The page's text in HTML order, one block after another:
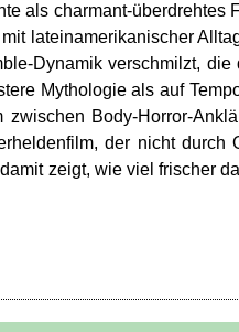
als charmant-überdrehtes
lateinamerikanischer
Dynamik verschmilzt,
Mythologie als auf
Body-Horror-
der nicht durch
zeigt, wie viel frischer